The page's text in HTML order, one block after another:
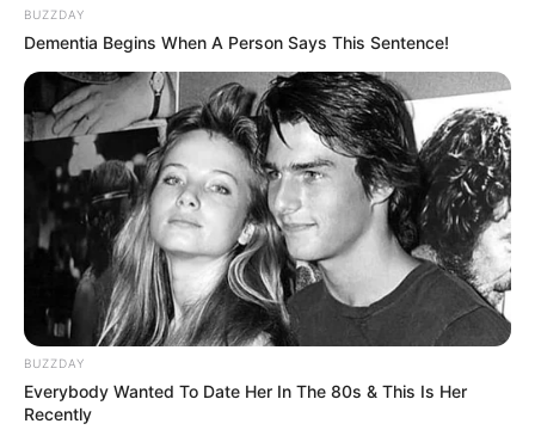
BUZZDAY
Dementia Begins When A Person Says This Sentence!
BUZZDAY
Everybody Wanted To Date Her In The 80s & This Is Her
Recently